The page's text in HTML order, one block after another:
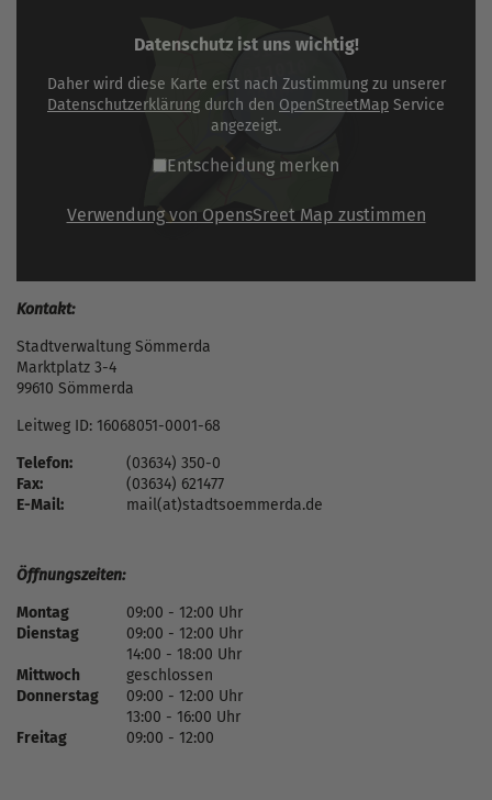
Datenschutz ist uns wichtig!
Daher wird diese Karte erst nach Zustimmung zu unserer
Datenschutzerklärung durch den OpenStreetMap Service
angezeigt.
Entscheidung merken
Verwendung von OpensSreet Map zustimmen
Kontakt:
Stadtverwaltung Sömmerda
Marktplatz 3-4
99610 Sömmerda
Leitweg ID: 16068051-0001-68
Telefon:
(03634) 350-0
Fax:
(03634) 621477
E-Mail:
mail(at)stadtsoemmerda.de
Öffnungszeiten:
Montag
09:00 - 12:00 Uhr
Dienstag
09:00 - 12:00 Uhr
14:00 - 18:00 Uhr
Mittwoch
geschlossen
Donnerstag
09:00 - 12:00 Uhr
13:00 - 16:00 Uhr
Freitag
09:00 - 12:00